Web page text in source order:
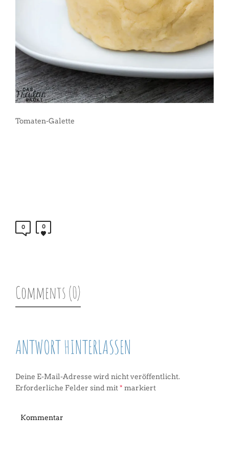
Tomaten-Galette
0 0
Comments (0)
ANTWORT HINTERLASSEN
Deine E-Mail-Adresse wird nicht veröffentlicht.
Erforderliche Felder sind mit* markiert